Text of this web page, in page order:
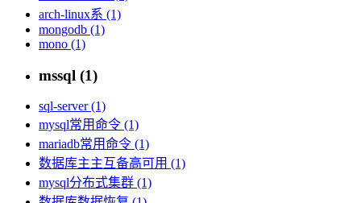
arch-linux系 (1)
mongodb (1)
mono (1)
mssql (1)
sql-server (1)
mysql常用命令 (1)
mariadb常用命令 (1)
数据库主主互备高可用 (1)
mysql分布式集群 (1)